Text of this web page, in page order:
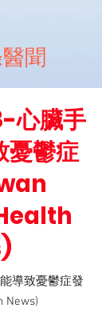
聞
-心臟手
憂鬱症
導致憂鬱症發
News)